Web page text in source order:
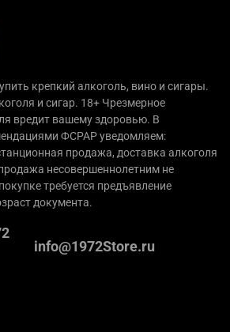
info@1972Store.ru
крепкий алкоголь, вино и сигары.
и сигар. 18+ Чрезмерное
вредит вашему здоровью. В
ФСРАР уведомляем:
продажа, доставка алкоголя
несовершеннолетним не
требуется предъявление
документа.